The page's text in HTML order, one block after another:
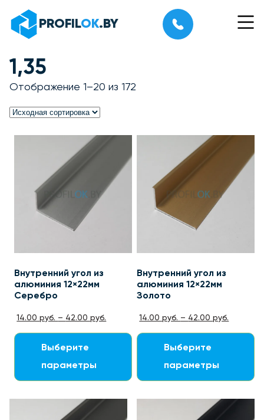
PROFILOK.BY
1,35
Отображение 1–20 из 172
Внутренний угол из
алюминия 12×22мм
Серебро
14.00руб. – 42.00руб.
Выберите
параметры
Внутренний угол из
алюминия 12×22мм
Золото
14.00руб. – 42.00руб.
Выберите
параметры